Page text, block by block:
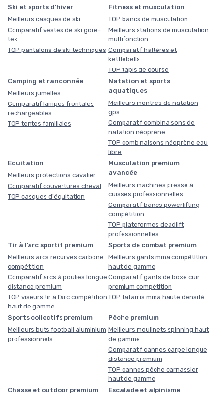
Ski et sports d'hiver
Meilleurs casques de ski
Comparatif vestes de ski gore-
tex
TOP pantalons de ski techniques
Fitness et musculation
TOP bancs de musculation
Meilleurs stations de musculation
multifonction
Comparatif haltères et
kettlebells
TOP tapis de course
Camping et randonnée
Meilleurs jumelles
Comparatif lampes frontales
rechargeables
TOP tentes familiales
Natation et sports
aquatiques
Meilleurs montres de natation
gps
Comparatif combinaisons de
natation néoprène
TOP combinaisons néoprène eau
libre
Equitation
Meilleurs protections cavalier
Comparatif couvertures cheval
TOP casques d'équitation
Musculation premium
avancée
Meilleurs machines presse à
cuisses professionnelles
Comparatif bancs powerlifting
compétition
TOP plateformes deadlift
professionnelles
Tir à l’arc sportif premium
Meilleurs arcs recurves carbone
compétition
Comparatif arcs à poulies longue
distance premium
TOP viseurs tir à l’arc compétition
haut de gamme
Sports de combat premium
Meilleurs gants mma compétition
haut de gamme
Comparatif gants de boxe cuir
premium compétition
TOP tatamis mma haute densité
Sports collectifs premium
Meilleurs buts football aluminium
professionnels
Pêche premium
Meilleurs moulinets spinning haut
de gamme
Comparatif cannes carpe longue
distance premium
TOP cannes pêche carnassier
haut de gamme
Chasse et outdoor premium Escalade et alpinisme